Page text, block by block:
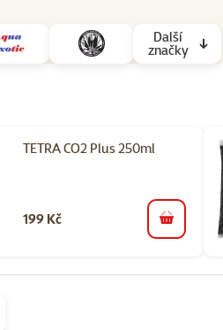
Další
značky
TETRA CO2 Plus 250ml
199 Kč do košíku